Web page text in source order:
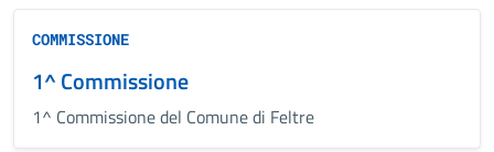
COMMISSIONE
1^ Commissione
1^ Commissione del Comune di Feltre